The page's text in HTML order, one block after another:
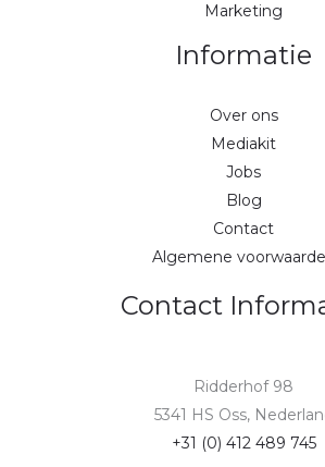
Marketing
Informatie
Over ons
Mediakit
Jobs
Blog
Contact
Algemene
Contact
Ridderhof 98
5341 HS Oss,
+31 (0) 412 489 745